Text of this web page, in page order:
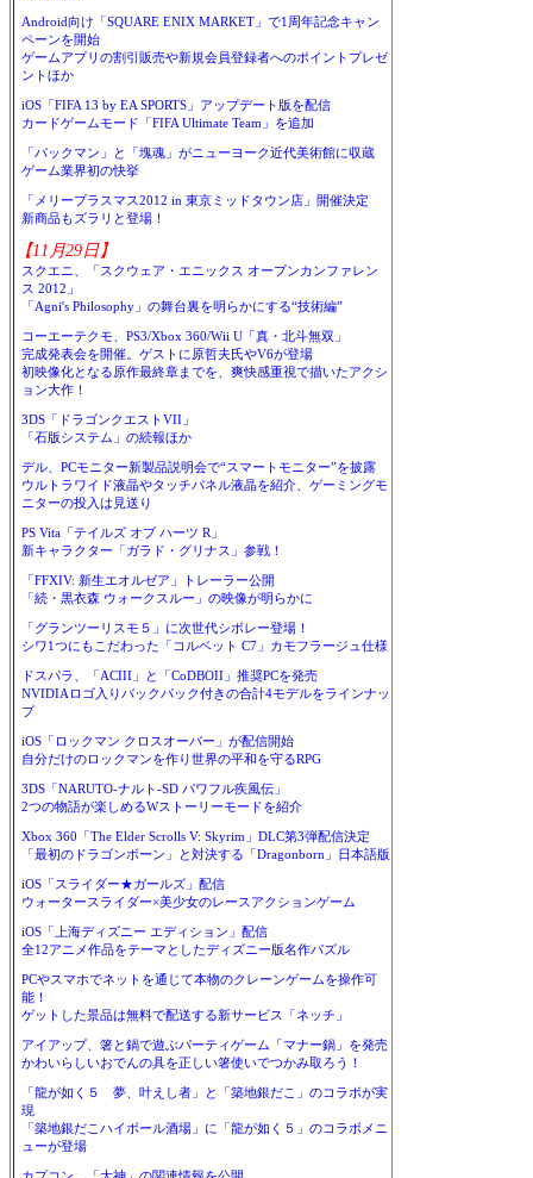
Android向け「SQUARE ENIX MARKET」で1周年記念キャン
ペーンを開始
ゲームアプリの割引販売や新規会員登録者へのポイントプレゼ
ントほか
iOS「FIFA 13 by EA SPORTS」アップデート版を配信
カードゲームモード「FIFA Ultimate Team」を追加
「パックマン」と「塊魂」がニューヨーク近代美術館に収蔵
ゲーム業界初の快挙
「メリープラスマス2012 in 東京ミッドタウン店」開催決定
新商品もズラリと登場！
【11月29日】
スクエニ、「スクウェア・エニックス オープンカンファレン
ス 2012」
「Agni's Philosophy」の舞台裏を明らかにする“技術編”
コーエーテクモ、PS3/Xbox 360/Wii U「真・北斗無双」
完成発表会を開催。ゲストに原哲夫氏やV6が登場
初映像化となる原作最終章までを、爽快感重視で描いたアクシ
ョン大作！
3DS「ドラゴンクエストVII」
「石版システム」の続報ほか
デル、PCモニター新製品説明会で“スマートモニター”を披露
ウルトラワイド液晶やタッチパネル液晶を紹介、ゲーミングモ
ニターの投入は見送り
PS Vita「テイルズ オブ ハーツ R」
新キャラクター「ガラド・グリナス」参戦！
「FFXIV: 新生エオルゼア」トレーラー公開
「続・黒衣森 ウォークスルー」の映像が明らかに
「グランツーリスモ５」に次世代シボレー登場！
シワ1つにもこだわった「コルベット C7」カモフラージュ仕様
ドスパラ、「ACIII」と「CoDBOII」推奨PCを発売
NVIDIAロゴ入りバックパック付きの合計4モデルをラインナッ
プ
iOS「ロックマン クロスオーバー」が配信開始
自分だけのロックマンを作り世界の平和を守るRPG
3DS「NARUTO-ナルト-SD パワフル疾風伝」
2つの物語が楽しめるWストーリーモードを紹介
Xbox 360「The Elder Scrolls V: Skyrim」DLC第3弾配信決定
「最初のドラゴンボーン」と対決する「Dragonborn」日本語版
iOS「スライダー★ガールズ」配信
ウォータースライダー×美少女のレースアクションゲーム
iOS「上海ディズニー エディション」配信
全12アニメ作品をテーマとしたディズニー版名作パズル
PCやスマホでネットを通じて本物のクレーンゲームを操作可
能！
ゲットした景品は無料で配送する新サービス「ネッチ」
アイアップ、箸と鍋で遊ぶパーティゲーム「マナー鍋」を発売
かわいらしいおでんの具を正しい箸使いでつかみ取ろう！
「龍が如く５ 夢、叶えし者」と「築地銀だこ」のコラボが実
現
「築地銀だこハイボール酒場」に「龍が如く５」のコラボメニ
ューが登場